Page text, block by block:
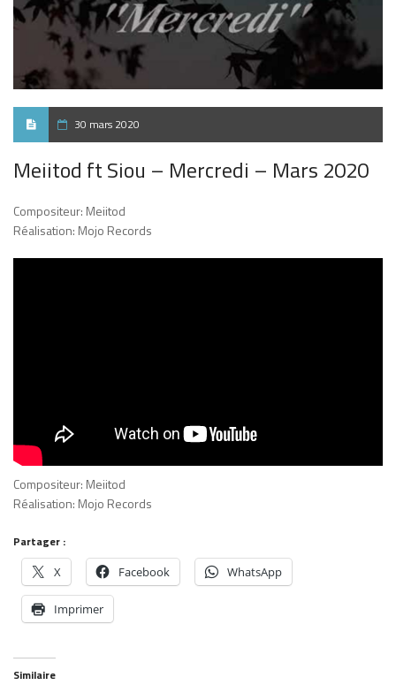
30 mars 2020
Meiitod ft Siou – Mercredi – Mars 2020
Compositeur: Meiitod
Réalisation: Mojo Records
Compositeur: Meiitod
Réalisation: Mojo Records
Partager :
X Facebook WhatsApp
Imprimer
Similaire